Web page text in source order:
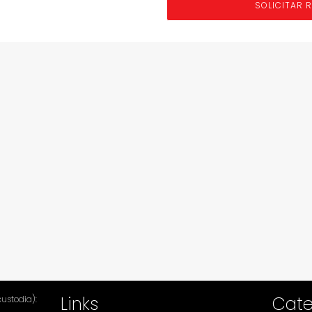
SOLICITAR
Links